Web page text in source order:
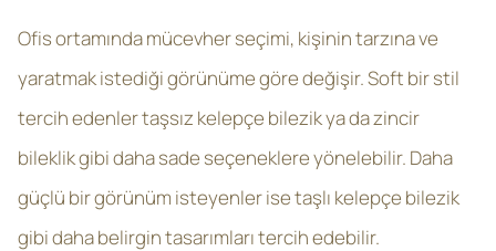
Ofis ortamında mücevher seçimi, kişinin tarzına ve
yaratmak istediği görünüme göre değişir. Soft bir stil
tercih edenler taşsız kelepçe bilezik ya da zincir
bileklik gibi daha sade seçeneklere yönelebilir. Daha
güçlü bir görünüm isteyenler ise taşlı kelepçe bilezik
gibi daha belirgin tasarımları tercih edebilir.